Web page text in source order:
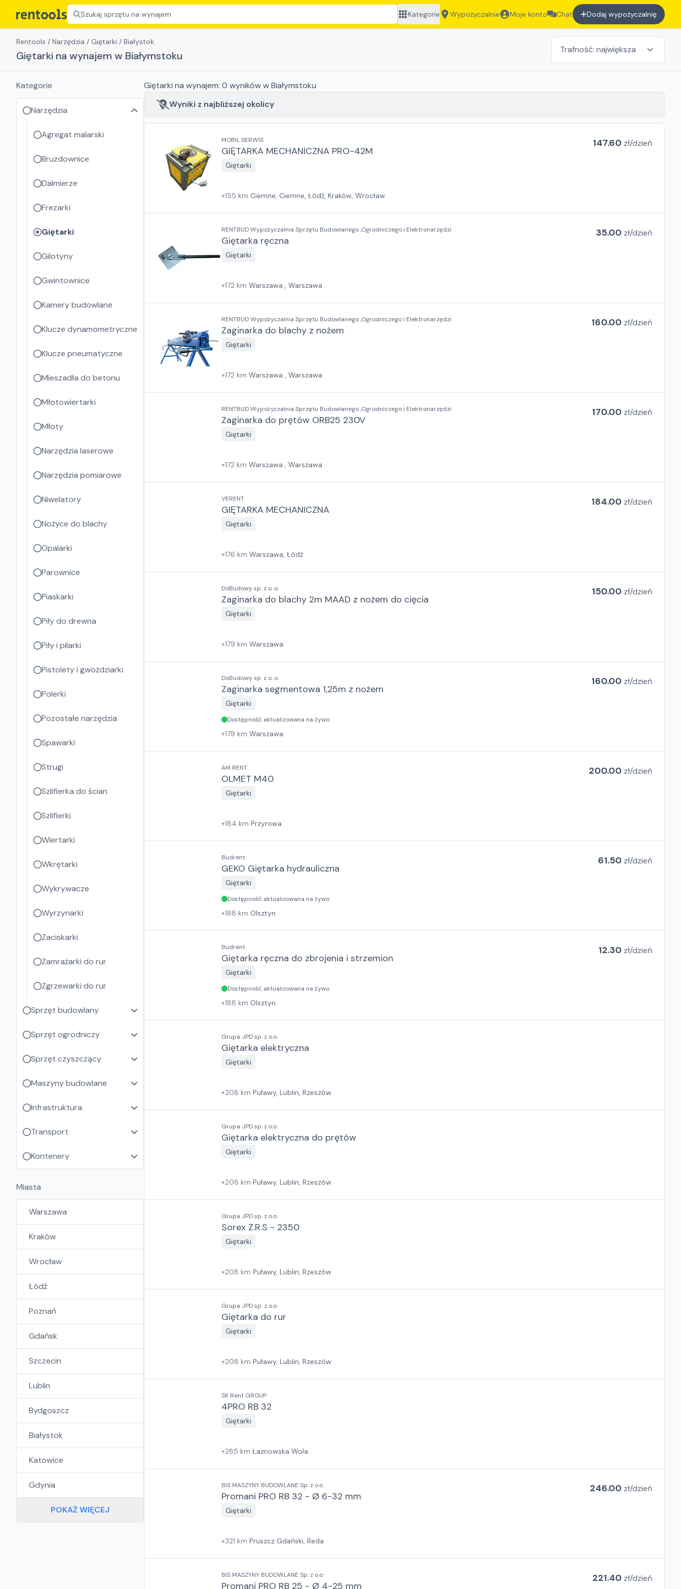
Szukaj sprzętu na wynajem Kategorie Wypożyczalnie Moje konto Chat Dodaj wypożyczalnię
Rentools / Narzędzia / Giętarki / Białystok
Giętarki na wynajem w Białymstoku
Giętarki na wynajem: 0 wynikóww Białymstoku
Wyniki z najbliższej okolicy
MOBIL SERWIS
GIĘTARKA MECHANICZNA PRO-42M
Giętarki
147.60 zł/dzień
+155 km Ciemne, Ciemne, Łódź, Kraków, Wrocław
RENTBUD Wypożyczalnia Sprzętu Budowlanego ,Ogrodniczego i Elektronarzędzi
Giętarka ręczna
Giętarki
35.00 zł/dzień
+172 km Warszawa , Warszawa
RENTBUD Wypożyczalnia Sprzętu Budowlanego ,Ogrodniczego i Elektronarzędzi
Zaginarka do blachy z nożem
Giętarki
160.00 zł/dzień
+172 km Warszawa , Warszawa
RENTBUD Wypożyczalnia Sprzętu Budowlanego ,Ogrodniczego i Elektronarzędzi
Zaginarka do prętów ORB25 230V
Giętarki
170.00 zł/dzień
+172 km Warszawa , Warszawa
VERENT
GIĘTARKA MECHANICZNA
Giętarki
184.00 zł/dzień
+176 km Warszawa, Łódź
DoBudowy sp. z o. o.
Zaginarka do blachy 2m MAAD z nożem do cięcia
Giętarki
150.00 zł/dzień
+179 km Warszawa
DoBudowy sp. z o. o.
Zaginarka segmentowa 1,25m z nożem
Giętarki
160.00 zł/dzień
Dostępność aktualizowana na żywo
+179 km Warszawa
AM RENT
OLMET M40
Giętarki
200.00 zł/dzień
+184 km Przyrowa
Budrent
GEKO Giętarka hydrauliczna
Giętarki
61.50 zł/dzień
Dostępność aktualizowana na żywo
+188 km Olsztyn
Budrent
Giętarka ręczna do zbrojenia i strzemion
Giętarki
12.30 zł/dzień
Dostępność aktualizowana na żywo
+188 km Olsztyn
Grupa JPD sp. z o.o.
Giętarka elektryczna
Giętarki
+208 km Puławy, Lublin, Rzeszów
Grupa JPD sp. z o.o.
Giętarka elektryczna do prętów
Giętarki
+208 km Puławy, Lublin, Rzeszów
Grupa JPD sp. z o.o.
Sorex Z.R.S - 2350
Giętarki
+208 km Puławy, Lublin, Rzeszów
Grupa JPD sp. z o.o.
Giętarka do rur
Giętarki
+208 km Puławy, Lublin, Rzeszów
SK Rent GROUP
4PRO RB 32
Giętarki
+285 km Łaznowska Wola
BIS MASZYNY BUDOWLANE Sp. z o.o.
Promani PRO RB 32 - Ø 6-32 mm
Giętarki
246.00 zł/dzień
+321 km Pruszcz Gdański, Reda
BIS MASZYNY BUDOWLANE Sp. z o.o.
Promani PRO RB 25 - Ø 4-25 mm
221.40 zł/dzień
Kategorie
Narzędzia
Agregat malarski
Bruzdownice
Dalmierze
Frezarki
Giętarki
Gilotyny
Gwintownice
Kamery budowlane
Klucze dynamometryczne
Klucze pneumatyczne
Mieszadła do betonu
Młotowiertarki
Młoty
Narzędzia laserowe
Narzędzia pomiarowe
Niwelatory
Nożyce do blachy
Opalarki
Parownice
Piaskarki
Piły do drewna
Piły i pilarki
Pistolety i gwożdziarki
Polerki
Pozostałe narzędzia
Spawarki
Strugi
Szlifierka do ścian
Szlifierki
Wiertarki
Wkrętarki
Wykrywacze
Wyrzynarki
Zaciskarki
Zamrażarki do rur
Zgrzewarki do rur
Sprzęt budowlany
Sprzęt ogrodniczy
Sprzęt czyszczący
Maszyny budowlane
Infrastruktura
Transport
Kontenery
Miasta
Warszawa
Kraków
Wrocław
Łódź
Poznań
Gdańsk
Szczecin
Lublin
Bydgoszcz
Białystok
Katowice
Gdynia
POKAŻ WIĘCEJ